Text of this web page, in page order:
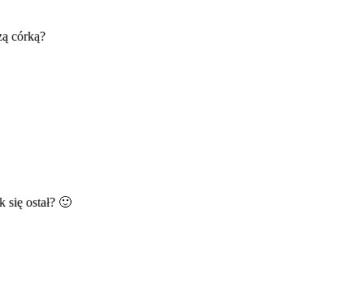
córką?
się ostał? 🙂